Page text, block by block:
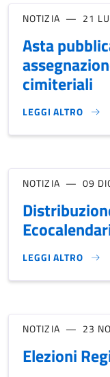
NOTIZIA 21
Asta
cimiteriali
LEGGI ALTRO
ASTA PUBBLICA
NOTIZIA 09
LEGGI ALTRO
DISTRIBUZIONE
NOTIZIA 23
Elezioni